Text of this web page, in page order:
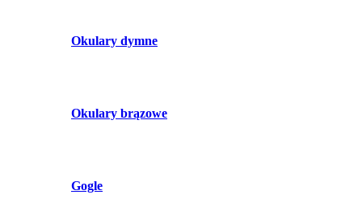
Okulary dymne
Okulary brązowe
Gogle